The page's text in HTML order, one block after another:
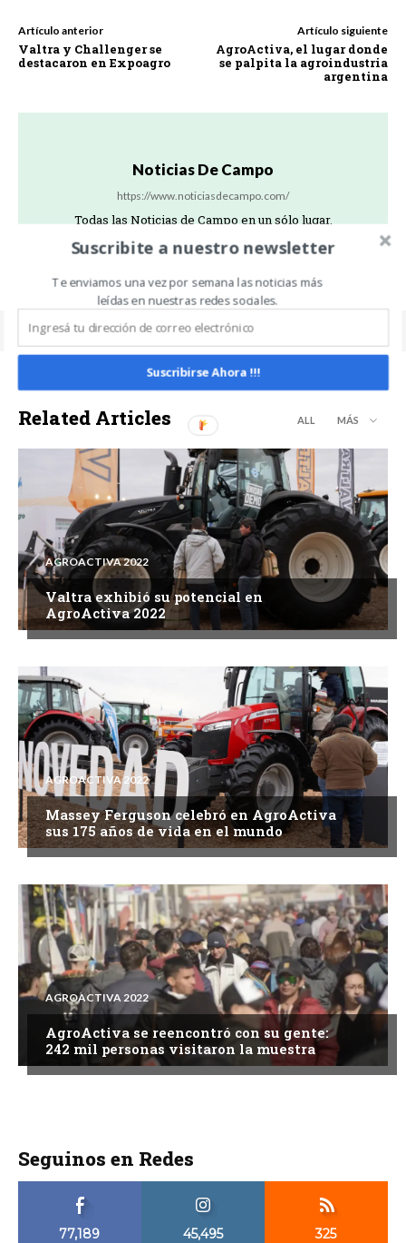
Artículo anterior
Valtra y Challenger se
destacaron en Expoagro
Artículo siguiente
AgroActiva, el lugar donde
se palpita la agroindustria
argentina
Noticias De Campo
https://www.noticiasdecampo.com/
Todas las Noticias de Campo en un sólo lugar.
Related Articles ALL MÁS
AGROACTIVA 2022
Valtra exhibió su potencial en
AgroActiva 2022
AGROACTIVA 2022
Massey Ferguson celebró en AgroActiva
sus 175 años de vida en el mundo
AGROACTIVA 2022
AgroActiva se reencontró con su gente:
242 mil personas visitaron la muestra
Seguinos en Redes
77,189 45,495 325
Suscribite a nuestro newsletter
Te enviamos una vez por semana las noticias más
leídas en nuestras redes sociales.
Suscribirse Ahora !!!